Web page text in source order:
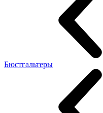
Бюстгальтеры